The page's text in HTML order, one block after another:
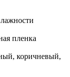
пленка
коричневый,